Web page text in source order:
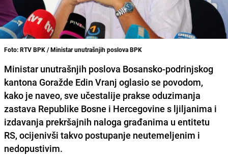
Foto: RTV BPK / Ministar unutrašnjih poslova BPK
Ministar unutrašnjih poslova Bosansko-podrinjskog
kantona Goražde Edin Vranj oglasio se povodom,
kako je naveo, sve učestalije prakse oduzimanja
zastava Republike Bosne i Hercegovine s ljiljanima i
izdavanja prekršajnih naloga građanima u entitetu
RS, ocijenivši takvo postupanje neutemeljenim i
nedopustivim.